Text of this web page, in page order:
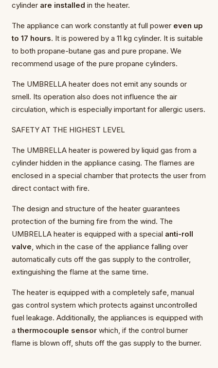
cylinder are installed in the heater.
The appliance can work constantly at full power even up
to 17 hours. It is powered by a 11 kg cylinder. It is suitable
to both propane-butane gas and pure propane. We
recommend usage of the pure propane cylinders.
The UMBRELLA heater does not emit any sounds or
smell. Its operation also does not influence the air
circulation, which is especially important for allergic users.
SAFETY AT THE HIGHEST LEVEL
The UMBRELLA heater is powered by liquid gas from a
cylinder hidden in the appliance casing. The flames are
enclosed in a special chamber that protects the user from
direct contact with fire.
The design and structure of the heater guarantees
protection of the burning fire from the wind. The
UMBRELLA heater is equipped with a special anti-roll
valve, which in the case of the appliance falling over
automatically cuts off the gas supply to the controller,
extinguishing the flame at the same time.
The heater is equipped with a completely safe, manual
gas control system which protects against uncontrolled
fuel leakage. Additionally, the appliances is equipped with
athermocouple sensor which, if the control burner
flame is blown off, shuts off the gas supply to the burner.